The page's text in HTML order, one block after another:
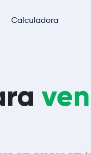
Calculadora